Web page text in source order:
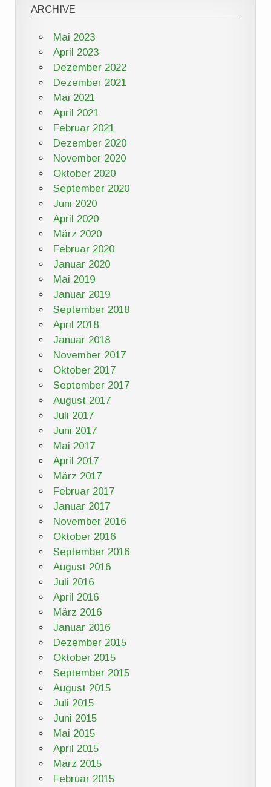
ARCHIVE
Mai 2023
April 2023
Dezember 2022
Dezember 2021
Mai 2021
April 2021
Februar 2021
Dezember 2020
November 2020
Oktober 2020
September 2020
Juni 2020
April 2020
März 2020
Februar 2020
Januar 2020
Mai 2019
Januar 2019
September 2018
April 2018
Januar 2018
November 2017
Oktober 2017
September 2017
August 2017
Juli 2017
Juni 2017
Mai 2017
April 2017
März 2017
Februar 2017
Januar 2017
November 2016
Oktober 2016
September 2016
August 2016
Juli 2016
April 2016
März 2016
Januar 2016
Dezember 2015
Oktober 2015
September 2015
August 2015
Juli 2015
Juni 2015
Mai 2015
April 2015
März 2015
Februar 2015